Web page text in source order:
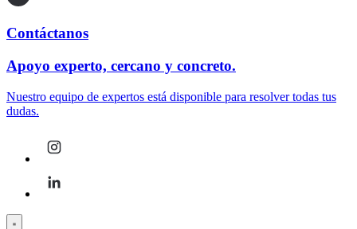
Contáctanos
Apoyo experto, cercano y concreto.
Nuestro equipo de expertos está disponible para resolver todas tus
dudas.